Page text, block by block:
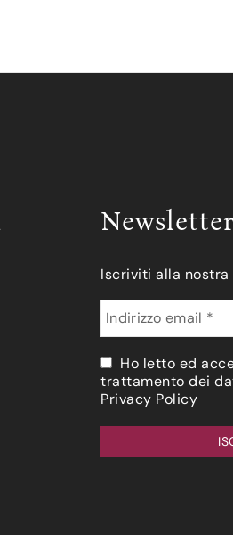
Newsletter
Iscriviti alla
Ho letto ed
trattamento dei
Privacy Policy